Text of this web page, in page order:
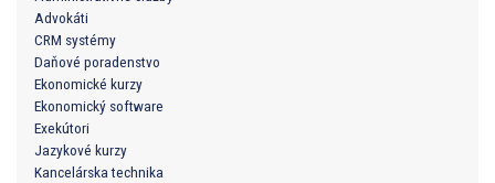
Advokáti
CRM systémy
Daňové poradenstvo
Ekonomické kurzy
Ekonomický software
Exekútori
Jazykové kurzy
Kancelárska technika